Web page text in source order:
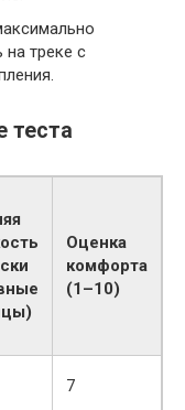
треке с
теста
Оценка
комфорта
(1–10)
7